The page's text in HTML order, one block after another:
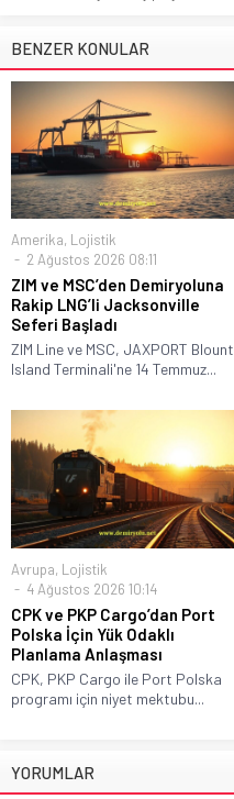
BENZER KONULAR
Amerika, Lojistik
2 Ağustos 2026 08:11
ZIM ve MSC’den Demiryoluna
Rakip LNG’li Jacksonville
Seferi Başladı
ZIM Line ve MSC, JAXPORT Blount
Island Terminali'ne 14 Temmuz...
Avrupa, Lojistik
4 Ağustos 2026 10:14
CPK ve PKP Cargo’dan Port
Polska İçin Yük Odaklı
Planlama Anlaşması
CPK, PKP Cargo ile Port Polska
programı için niyet mektubu...
YORUMLAR